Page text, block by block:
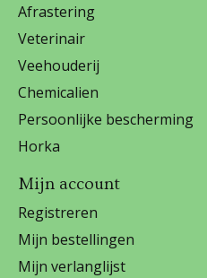
Afrastering
Veterinair
Veehouderij
Chemicalien
Persoonlijke bescherming
Horka
Mijn account
Registreren
Mijn bestellingen
Mijn verlanglijst